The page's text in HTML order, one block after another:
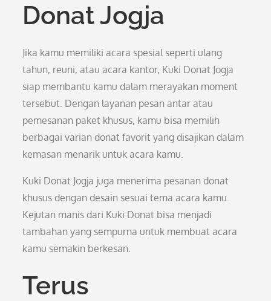
Donat Jogja
Jika kamu memiliki acara spesial seperti ulang
tahun, reuni, atau acara kantor, Kuki Donat Jogja
siap membantu kamu dalam merayakan moment
tersebut. Dengan layanan pesan antar atau
pemesanan paket khusus, kamu bisa memilih
berbagai varian donat favorit yang disajikan dalam
kemasan menarik untuk acara kamu.
Kuki Donat Jogja juga menerima pesanan donat
khusus dengan desain sesuai tema acara kamu.
Kejutan manis dari Kuki Donat bisa menjadi
tambahan yang sempurna untuk membuat acara
kamu semakin berkesan.
Terus